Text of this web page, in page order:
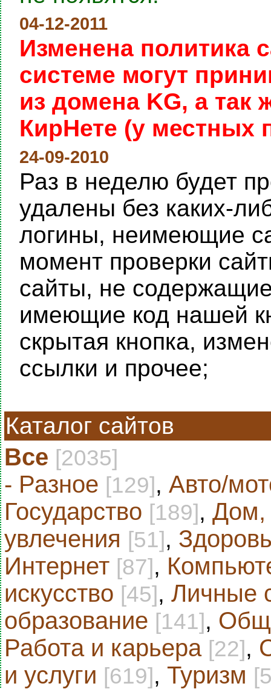
04-12-2011
Изменена политика
системе могут
из домена KG, а
КирНете (у местных
24-09-2010
Раз в неделю будет
удалены без каких-
логины, неимеющие
момент проверки
сайты, не
имеющие код нашей
скрытая кнопка,
ссылки и прочее;
Каталог сайтов
Все [2035]
- Разное [129], Авто/
Государство [189], Дом,
увлечения [51],
Интернет [87],
искусство [45], Личные
образование [141],
Работа и карьера [22],
и услуги [619], Туризм